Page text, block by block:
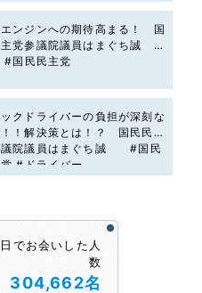
ンジンへの期待高まる！ 国
主党参議院議員はまぐち誠 #
国民民主党
ックドライバーの負担が深刻な
！解決策とは！？ 国民民主
議院議員はまぐち誠 #国民
#ドライバー
でお会いした人
数
304,662名